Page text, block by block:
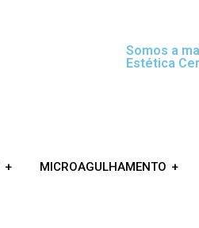
Somos a
Estética
MICROAGULHAMENTO